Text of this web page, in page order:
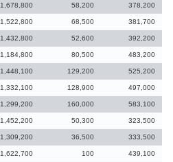
1,678,800 58,200 378,200
1,522,800 68,500 381,700
1,432,800 52,600 392,200
1,184,800 80,500 483,200
1,448,100 129,200 525,200
1,332,100 128,900 497,000
1,299,200 160,000 583,100
1,452,200 50,300 323,500
1,309,200 36,500 333,500
1,622,700 100 439,100